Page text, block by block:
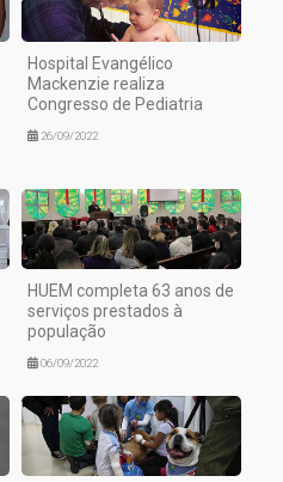
Hospital Evangélico
Mackenzie realiza
Congresso de Pediatria
26/09/2022
HUEM completa 63 anos de
serviços prestados à
população
06/09/2022